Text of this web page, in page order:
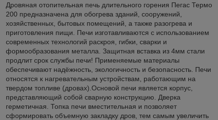
Дровяная отопительная печь длительного горения Пегас Термо
200 предназначена для обогрева зданий, сооружений,
хозяйственных, бытовых помещений, а также разогрева и
приготовления пищи. Печи изготавливаются с использованием
современных технологий раскроя, гибки, сварки и
формообразования металла. Защитная вставка из 4мм стали
продлит срок службы печи! Применяемые материалы
обеспечивают надёжность, экологичность и безопасность. Печи
относятся к нагревательным устройствам, работающим на
твердом топливе (дровах).Основой печи является корпус,
представляющий собой сварную конструкцию. Дверка
герметичная. Топка печи вместительная и позволяет
сформировать объемную закладку дров, тем самым увеличить